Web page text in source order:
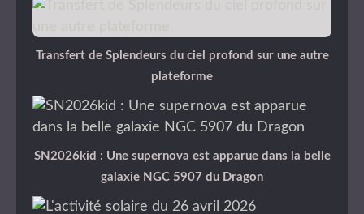
Transfert de Splendeurs du ciel profond sur une autre
plateforme
SN2026kid : Une supernova est apparue dans la belle
galaxie NGC 5907 du Dragon